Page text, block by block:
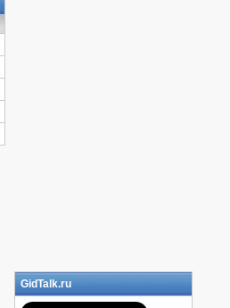
GidTalk.ru